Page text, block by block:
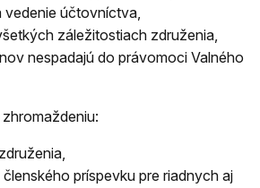
vedenie účtovníctva,
záležitostiach združenia,
nespadajú do právomoci Valného
príspevku pre riadnych aj